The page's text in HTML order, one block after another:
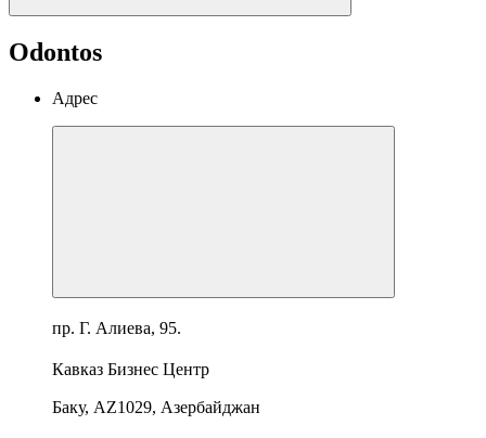
Odontos
Адрес
пр. Г. Алиева, 95.
Кавказ Бизнес Центр
Баку, AZ1029, Азербайджан